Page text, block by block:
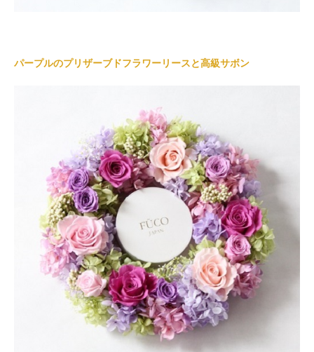
パープルのプリザーブドフラワーリースと高級サボン